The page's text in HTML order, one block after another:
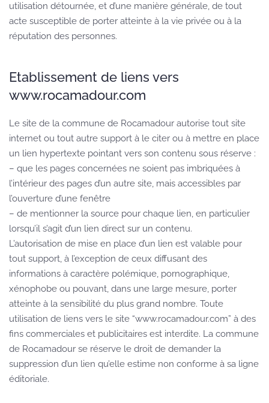
utilisation détournée, et d’une manière générale, de tout
acte susceptible de porter atteinte à la vie privée ou à la
réputation des personnes.
Etablissement de liens vers
www.rocamadour.com
Le site de la commune de Rocamadour autorise tout site
internet ou tout autre support à le citer ou à mettre en place
un lien hypertexte pointant vers son contenu sous réserve :
– que les pages concernées ne soient pas imbriquées à
l’intérieur des pages d’un autre site, mais accessibles par
l’ouverture d’une fenêtre
– de mentionner la source pour chaque lien, en particulier
lorsqu’il s’agit d’un lien direct sur un contenu.
L’autorisation de mise en place d’un lien est valable pour
tout support, à l’exception de ceux diffusant des
informations à caractère polémique, pornographique,
xénophobe ou pouvant, dans une large mesure, porter
atteinte à la sensibilité du plus grand nombre. Toute
utilisation de liens vers le site “www.rocamadour.com” à des
fins commerciales et publicitaires est interdite. La commune
de Rocamadour se réserve le droit de demander la
suppression d’un lien qu’elle estime non conforme à sa ligne
éditoriale.